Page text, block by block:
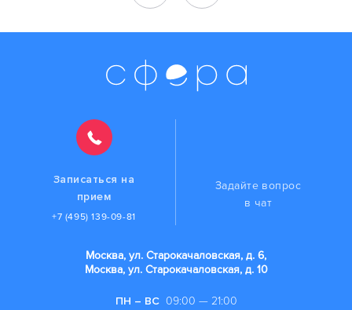
Записаться на
прием
+7 (495) 139-09-81
Задайте вопрос
в чат
Москва, ул. Старокачаловская, д. 6,
Москва, ул. Старокачаловская, д. 10
ПН – ВС 09:00 — 21:00